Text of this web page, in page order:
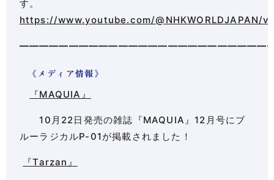
す。
https://www.youtube.com/@NHKWORLDJAPAN/
《メディア情報》
『MAQUIA』
10月22日発売の雑誌『MAQUIA』12月号にブ
ルーラジカルP-01が掲載されました！
『Tarzan』